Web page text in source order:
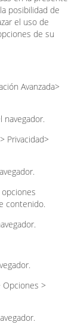
posibilidad de
el uso de
de su
Avanzada>
navegador.
Privacidad>
contenido.
Opciones >